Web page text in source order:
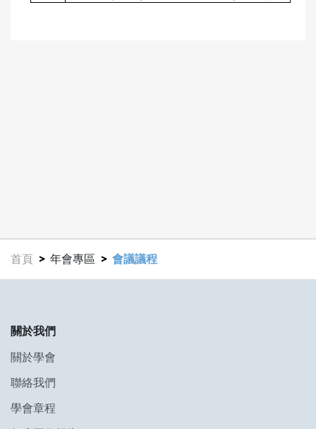
首頁 年會專區 會議議程
關於我們
關於學會
聯絡我們
學會章程